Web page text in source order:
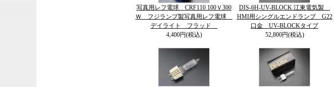
写真用レフ電球 CRF110 100Ｖ300
Ｗ フジランプ製写真用レフ電球
デイライト フラッド
4,400円(税込)
DIS-6H-UV-BLOCK 江東電気製
HMI用シングルエンドランプ G22
口金 UV-BLOCKタイプ
52,800円(税込)